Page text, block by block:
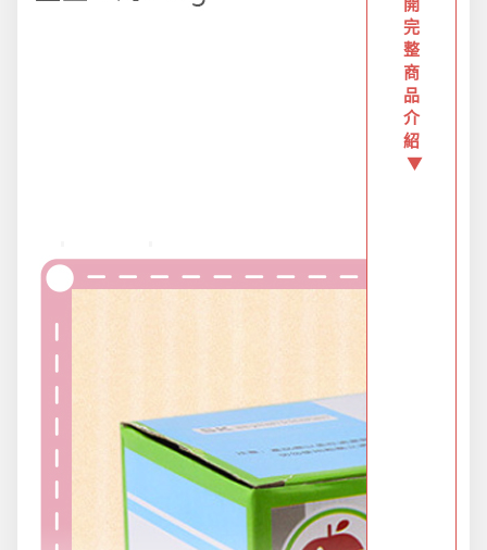
汽機車用品
派對用品
完
整
商
品
介
紹
▼